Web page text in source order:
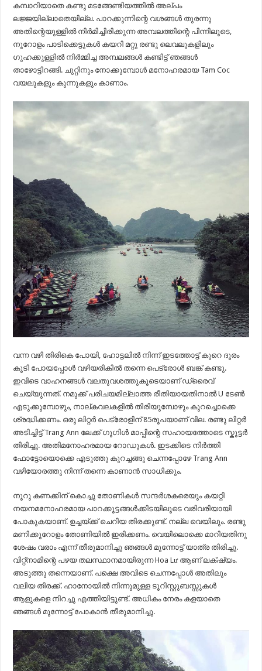
കമ്പാറിയാതെ കണ്ടു മടങ്ങേണ്ടിയത്തിൽ അല്പം
ലജ്ജയില്ലാതെയില്ല. പാറക്കുന്നിന്റെ വശങ്ങൾ തുരന്നു
അതിന്റെയുള്ളിൽ നിർമിച്ചിരിക്കുന്ന അമ്പലത്തിന്റെ പിന്നിലൂടെ,
നൂറോളം പാടിക്കെട്ടുകൾ കയറി മറ്റു രണ്ടു ലെവലുകളിലും
ഗുഹക്കുള്ളിൽ നിർമ്മിച്ച അമ്പലങ്ങൾ കണ്ടിട്ട് ഞങ്ങൾ
താഴോട്ടിറങ്ങി. ചുറ്റിനും നോക്കുമ്പോൾ മനോഹരമായ Tam Coc
വയലുകളും കുന്നുകളും കാണാം.
വന്ന വഴി തിരികെ പോയി, ഹോട്ടലിൽ നിന്ന് ഇടത്തോട്ട് കുറെ ദൂരം
കൂടി പോയപ്പോൾ വഴിയരികിൽ തന്നെ പെട്രോൾ ബങ്ക് കണ്ടു.
ഇവിടെ വാഹനങ്ങൾ വലതുവശത്തുകൂടെയാണ് ഡ്രൈവ്
ചെയ്യുന്നത്. നമുക്ക് പരിചയമില്ലാത്ത രീതിയായതിനാൽ U ടേൺ
എടുക്കുമ്പോഴും, നാല്കവലകളിൽ തിരിയുമ്പോഴും കുറച്ചൊക്കെ
ശ്രദ്ധിക്കണം. ഒരു ലിറ്റർ പെട്രോളിന് 85രൂപയാണ് വില. രണ്ടു ലിറ്റർ
അടിച്ചിട്ട് Trang Ann ലേക്ക് ഗൂഗിൾ മാപ്പിന്റെ സഹായത്തോടെ സ്കൂട്ടർ
തിരിച്ചു. അതിമനോഹരമായ റോഡുകൾ. ഇടക്കിടെ നിർത്തി
ഫോട്ടോയൊക്കെ എടുത്തു കുറച്ചങ്ങു ചെന്നപ്പോഴേ Trang Ann
വഴിയോരത്തു നിന്ന് തന്നെ കാണാൻ സാധിക്കും.
നൂറു കണക്കിന് കൊച്ചു തോണികൾ സന്ദർശകരെയും കയറ്റി
നയനമനോഹരമായ പാറക്കൂട്ടങ്ങൾക്കിടയിലൂടെ വരിവരിയായി
പോകുകയാണ്. ഉച്ചയ്ക്ക് ചെറിയ തിരക്കുണ്ട്. നല്ല വെയിലും. രണ്ടു
മണിക്കൂറോളം തോണിയിൽ ഇരിക്കണം. വെയിലൊക്കെ മാറിയതിനു
ശേഷം വരാം എന്ന് തീരുമാനിച്ചു ഞങ്ങൾ മുന്നോട്ട് യാത്ര തിരിച്ചു.
വിറ്റ്നാമിന്റെ പഴയ തലസ്ഥാനമായിരുന്ന Hoa Lư ആണ് ലക്‌ഷ്യം.
അടുത്തു തന്നെയാണ്. പക്ഷെ അവിടെ ചെന്നപ്പോൾ അതിലും
വലിയ തിരക്ക്. ഹാനോയിൽ നിന്നുമുള്ള ടൂറിസ്റ്റുബസ്സുകൾ
ആളുകളെ നിറച്ചു എത്തിയിട്ടുണ്ട്. അധികം നേരം കളയാതെ
ഞങ്ങൾ മുന്നോട്ട് പോകാൻ തീരുമാനിച്ചു.